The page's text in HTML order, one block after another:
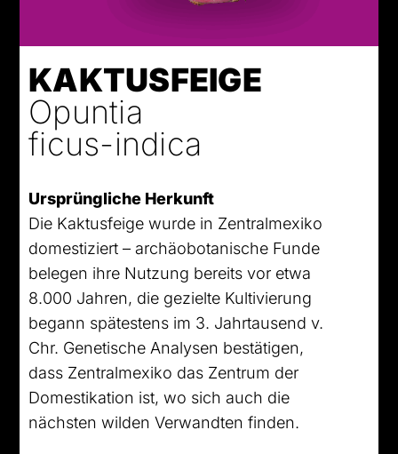
KAKTUSFEIGE
Opuntia
ficus-indica
Ursprüngliche Herkunft
Die Kaktusfeige wurde in Zentralmexiko
domestiziert – archäobotanische Funde
belegen ihre Nutzung bereits vor etwa
8.000 Jahren, die gezielte Kultivierung
begann spätestens im 3. Jahrtausend v.
Chr. Genetische Analysen bestätigen,
dass Zentralmexiko das Zentrum der
Domestikation ist, wo sich auch die
nächsten wilden Verwandten finden.